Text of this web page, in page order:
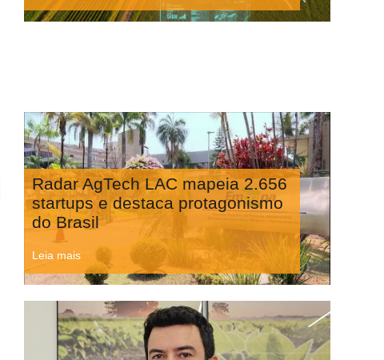
Radar AgTech LAC mapeia 2.656
startups e destaca protagonismo
do Brasil
Leia mais